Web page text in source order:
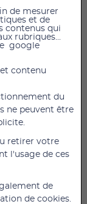
en
elles peuvent
pour
et des
de mesurer
et de
contenus qui
rubriques...
google
contenu
du
ne peuvent être
retirer votre
l'usage de ces
de
de cookies.